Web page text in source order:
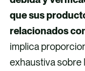
que sus
relacionados
implica
exhaustiva sobre